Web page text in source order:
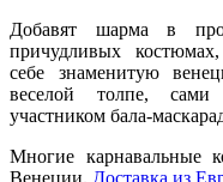
Добавят шарма в
причудливых
себе знаменитую
веселой толпе, сами
участником бала-
Многие карнавальные
Венеции. Доставка из